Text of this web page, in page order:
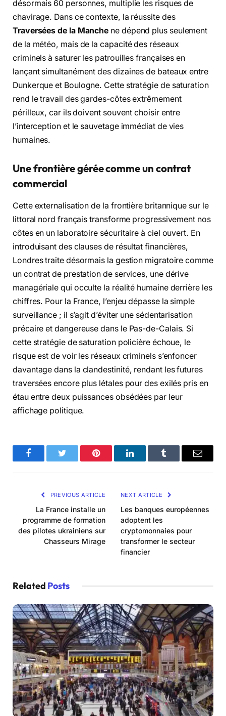
désormais 60 personnes, multiplie les risques de
chavirage. Dans ce contexte, la réussite des
Traversées de la Manche ne dépend plus seulement
de la météo, mais de la capacité des réseaux
criminels à saturer les patrouilles françaises en
lançant simultanément des dizaines de bateaux entre
Dunkerque et Boulogne. Cette stratégie de saturation
rend le travail des gardes-côtes extrêmement
périlleux, car ils doivent souvent choisir entre
l’interception et le sauvetage immédiat de vies
humaines.
Une frontière gérée comme un contrat
commercial
Cette externalisation de la frontière britannique sur le
littoral nord français transforme progressivement nos
côtes en un laboratoire sécuritaire à ciel ouvert. En
introduisant des clauses de résultat financières,
Londres traite désormais la gestion migratoire comme
un contrat de prestation de services, une dérive
managériale qui occulte la réalité humaine derrière les
chiffres. Pour la France, l’enjeu dépasse la simple
surveillance ; il s’agit d’éviter une sédentarisation
précaire et dangereuse dans le Pas-de-Calais. Si
cette stratégie de saturation policière échoue, le
risque est de voir les réseaux criminels s’enfoncer
davantage dans la clandestinité, rendant les futures
traversées encore plus létales pour des exilés pris en
étau entre deux puissances obsédées par leur
affichage politique.
FacebookTwitter Pinterest LinkedInTumblr Email
PREVIOUS ARTICLE
La France installe un
programme de formation
des pilotes ukrainiens sur
Chasseurs Mirage
NEXT ARTICLE
Les banques européennes
adoptent les
cryptomonnaies pour
transformer le secteur
financier
Related Posts